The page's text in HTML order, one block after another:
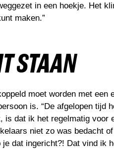
in een hoekje. Het
maken.”
STAAN
moet worden met een
is. “De afgelopen tijd
is dat ik het regelmatig voor
niet zo was bedacht
dat ingericht?! Dat vind ik